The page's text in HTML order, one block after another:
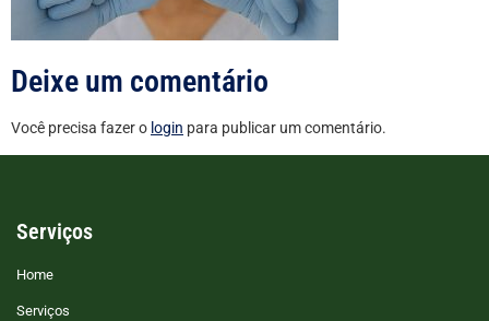
Deixe um comentário
Você precisa fazer o login para publicar um comentário.
Serviços
Home
Serviços